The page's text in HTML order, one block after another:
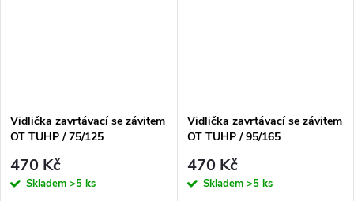
Vidlička zavrtávací se závitem
OT TUHP / 75/125
470 Kč
Skladem >5 ks
Vidlička zavrtávací se závitem
OT TUHP / 95/165
470 Kč
Skladem >5 ks